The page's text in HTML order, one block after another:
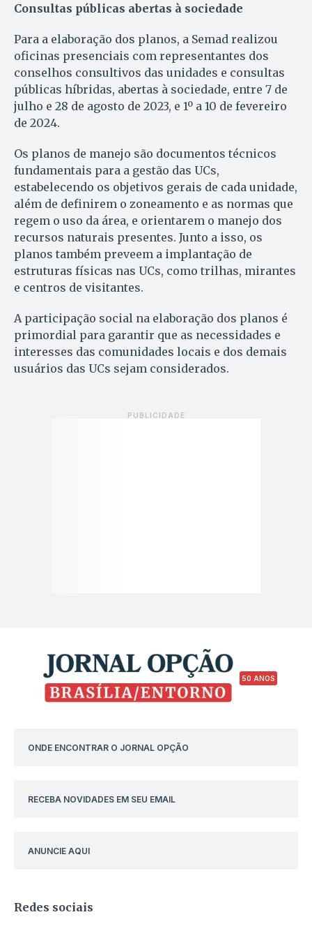
Consultas públicas abertas à sociedade
Para a elaboração dos planos, a Semad realizou
oficinas presenciais com representantes dos
conselhos consultivos das unidades e consultas
públicas híbridas, abertas à sociedade, entre 7 de
julho e 28 de agosto de 2023, e 1º a 10 de fevereiro
de 2024.
Os planos de manejo são documentos técnicos
fundamentais para a gestão das UCs,
estabelecendo os objetivos gerais de cada unidade,
além de definirem o zoneamento e as normas que
regem o uso da área, e orientarem o manejo dos
recursos naturais presentes. Junto a isso, os
planos também preveem a implantação de
estruturas físicas nas UCs, como trilhas, mirantes
e centros de visitantes.
A participação social na elaboração dos planos é
primordial para garantir que as necessidades e
interesses das comunidades locais e dos demais
usuários das UCs sejam considerados.
50 ANOS
ONDE ENCONTRAR O JORNAL OPÇÃO
RECEBA NOVIDADES EM SEU EMAIL
ANUNCIE AQUI
Redes sociais